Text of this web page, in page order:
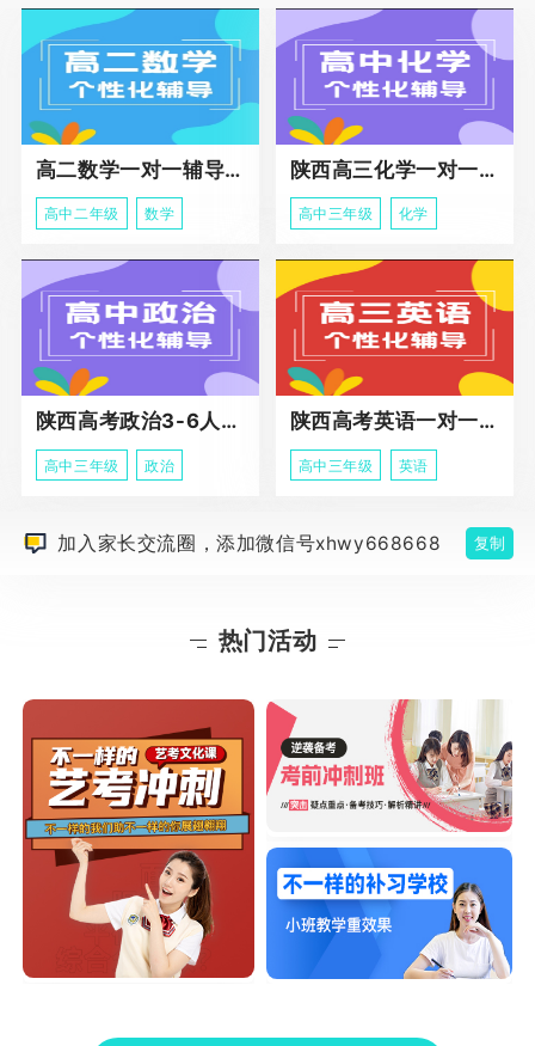
高二数学一对一辅导课程
高中二年级 数学
陕西高三化学一对一个性化辅导课程
高中三年级 化学
陕西高考政治3-6人班课程
高中三年级 政治
陕西高考英语一对一冲刺课程
高中三年级 英语
加入家长交流圈，添加微信号xhwy668668 复制
热门活动